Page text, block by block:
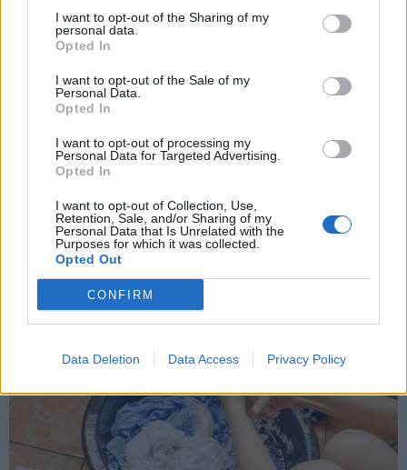
I want to opt-out of the Sharing of my
personal data.
Opted In
I want to opt-out of the Sale of my
Personal Data.
Opted In
I want to opt-out of processing my
Personal Data for Targeted Advertising.
Opted In
I want to opt-out of Collection, Use,
Retention, Sale, and/or Sharing of my
Personal Data that Is Unrelated with the
Purposes for which it was collected.
Opted Out
CONFIRM
Data Deletion Data Access Privacy Policy
Αποδέχομαι τους
και την πολιτική απορρήτου
X